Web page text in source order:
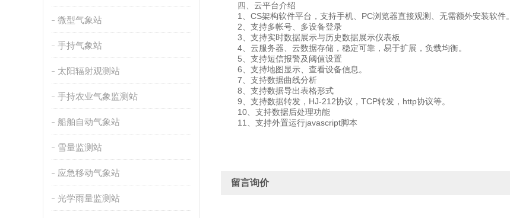
微型气象站
手持气象站
太阳辐射观测站
手持农业气象监测站
船舶自动气象站
雪量监测站
应急移动气象站
光学雨量监测站
四、云平台介绍
1、CS架构软件平台，支持手机、PC浏览器直接观测、无需额外安装软件。
2、支持多帐号、多设备登录
3、支持实时数据展示与历史数据展示仪表板
4、云服务器、云数据存储，稳定可靠，易于扩展，负载均衡。
5、支持短信报警及阈值设置
6、支持地图显示、查看设备信息。
7、支持数据曲线分析
8、支持数据导出表格形式
9、支持数据转发，HJ-212协议，TCP转发，http协议等。
10、支持数据后处理功能
11、支持外置运行javascript脚本
留言询价